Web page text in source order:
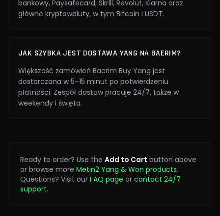
bankowy, Paysafecard, Skrill, Revolut, Klarna oraz
główne kryptowaluty, w tym Bitcoin i USDT.
JAK SZYBKA JEST DOSTAWA YANG NA BAERIM?
Większość zamówień Baerim Buy Yang jest
dostarczana w 5–15 minut po potwierdzeniu
płatności. Zespół dostaw pracuje 24/7, także w
weekendy i święta.
Ready to order? Use the Add to Cart button above
or browse more Metin2 Yang & Won products.
Questions? Visit our FAQ page or contact 24/7
support.